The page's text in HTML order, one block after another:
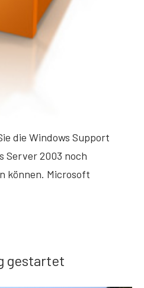
die Windows Support
Server 2003 noch
können. Microsoft
gestartet